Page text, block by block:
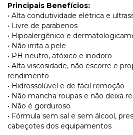
Principais Benefícios:
• Alta condutividade elétrica e
• Livre de parabenos
• Hipoalergênico e
• Não irrita a pele
• PH neutro, atóxico e inodoro
• Alta viscosidade, não escorre e
rendimento
• Hidrossolúvel e de fácil remoção
• Não mancha roupas e não deixa
• Não é gorduroso
• Fórmula sem sal e sem álcool,
cabeçotes dos equipamentos